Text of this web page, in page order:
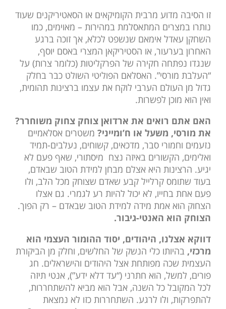
זו הסיבה מדוע מרבית הקומיקאים או הסאטיריקנים שעוד
נותרו במצרים המתאסלמת במהירות – מאוימים, כמו
השחקן עאדל אימאם שנשפט לכלא, אך זוכה ברגע
האחרון בערעור, או הסטיריקאן המצרי באסם יוסף,
שנגדו נפתחה חקירה של הפרקליטות (כלומר צרות) על
“העלבת מורסי”. האסלאם הפוליטי השולט כבר בחלק
גדול מן העולם הערבי לוקח את עצמו ברצינות תהומית,
ואין הוא מוכן לפשרות.
האם אתם רואים את ארדואן צוחק צחוק משוחרר?
את מורסי, משעל או ח’ומייני? משטרים אסלאמיים
נזעמים וחמורי סבר, מדכאים, קשוחים, נעלבים-תמיד
ואלימים, הקשורים באיזה נצח מיסתורי, שאף פעם לא
יגיע. הרצינות היא אצלם מבחן למידת הטוב שבאדם,
בעוד שתומס קרלייל קבע שאדם שצוחק מכל הלב, ולו
פעם אחת בחייו, לא יכול להיות רע לגמרי. גם אצלו
הצחוק הוא אמת מידה למידת הטוב שבאדם – רק הפוך.
הצוחק הוא האנטי-גיבור.
דווקא אצלנו, היהודים, יסוד ההומור העצמי הוא
מרכזי, בהיותו כלי הנשק של החלשים, וחלק מן הביקורת
העצמית שכה מפותחת אצל היהודים והישראלים. חג
פורים, למשל, הוא חתרני (“עד דלא ידע”), אנטי תיזה
לכל המקובל כל השנה, אבל הוא מביא להשתחררות,
להתפרקות, ולו לרגע. השתחררות כזו לא נמצאת